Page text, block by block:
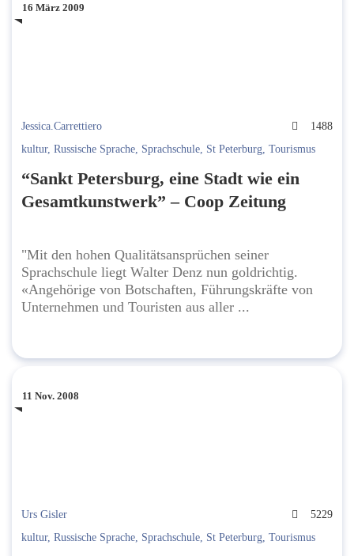
16 März 2009
Jessica.Carrettiero
1488
kultur, Russische Sprache, Sprachschule, St Peterburg, Tourismus
“Sankt Petersburg, eine Stadt wie ein
Gesamtkunstwerk” – Coop Zeitung
"Mit den hohen Qualitätsansprüchen seiner
Sprachschule liegt Walter Denz nun goldrichtig.
«Angehörige von Botschaften, Führungskräfte von
Unternehmen und Touristen aus aller ...
11 Nov. 2008
Urs Gisler
5229
kultur, Russische Sprache, Sprachschule, St Peterburg, Tourismus